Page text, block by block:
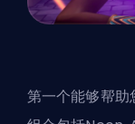
第一个能够帮